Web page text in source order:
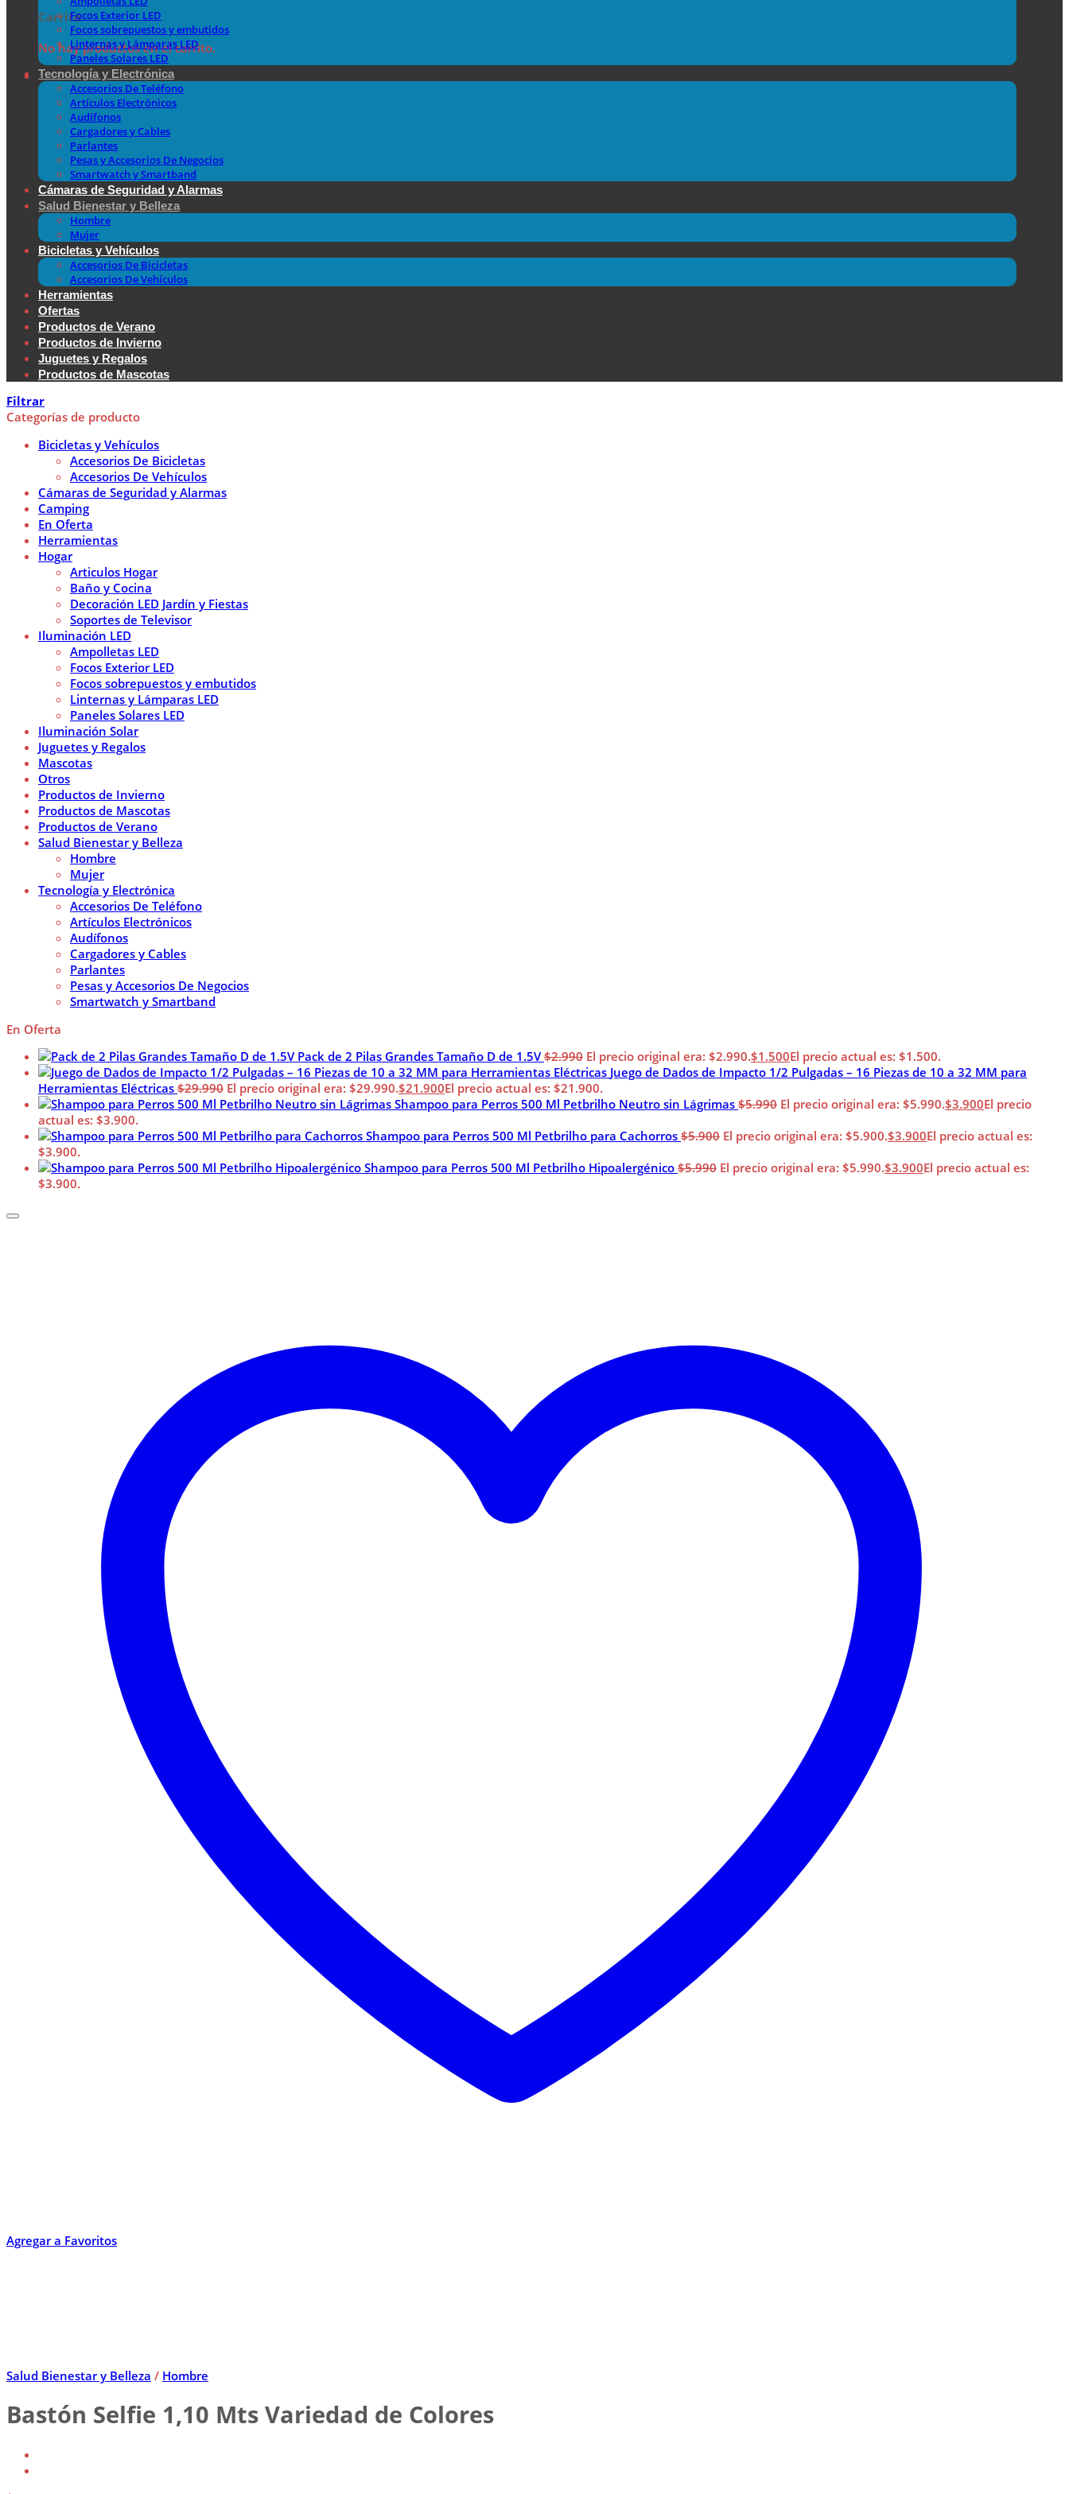
Carrito
No hay productos en el carrito.
Focos Exterior LED
Focos sobrepuestos y embutidos
Linternas y Lámparas LED
Paneles Solares LED
Tecnología y Electrónica
Accesorios De Teléfono
Artículos Electrónicos
Audífonos
Cargadores y Cables
Parlantes
Pesas y Accesorios De Negocios
Smartwatch y Smartband
Cámaras de Seguridad y Alarmas
Salud Bienestar y Belleza
Hombre
Mujer
Bicicletas y Vehículos
Accesorios De Bicicletas
Accesorios De Vehículos
Herramientas
Ofertas
Productos de Verano
Productos de Invierno
Juguetes y Regalos
Productos de Mascotas
Filtrar
Categorías de producto
Bicicletas y Vehículos
Accesorios De Bicicletas
Accesorios De Vehículos
Cámaras de Seguridad y Alarmas
Camping
En Oferta
Herramientas
Hogar
Articulos Hogar
Baño y Cocina
Decoración LED Jardín y Fiestas
Soportes de Televisor
Iluminación LED
Ampolletas LED
Focos Exterior LED
Focos sobrepuestos y embutidos
Linternas y Lámparas LED
Paneles Solares LED
Iluminación Solar
Juguetes y Regalos
Mascotas
Otros
Productos de Invierno
Productos de Mascotas
Productos de Verano
Salud Bienestar y Belleza
Hombre
Mujer
Tecnología y Electrónica
Accesorios De Teléfono
Artículos Electrónicos
Audífonos
Cargadores y Cables
Parlantes
Pesas y Accesorios De Negocios
Smartwatch y Smartband
En Oferta
Pack de 2 Pilas Grandes Tamaño D de 1.5V $2.990 El precio original era: $2.990.$1.500El precio actual es: $1.500.
Juego de Dados de Impacto 1/2 Pulgadas – 16 Piezas de 10 a 32 MM para
Herramientas Eléctricas $29.990 El precio original era: $29.990.$21.900El precio actual es: $21.900.
Shampoo para Perros 500 Ml Petbrilho Neutro sin Lágrimas $5.990 El precio original era: $5.990.$3.900El precio
actual es: $3.900.
Shampoo para Perros 500 Ml Petbrilho para Cachorros $5.900 El precio original era: $5.900.$3.900El precio actual es:
$3.900.
Shampoo para Perros 500 Ml Petbrilho Hipoalergénico $5.990 El precio original era: $5.990.$3.900El precio actual es:
$3.900.
Agregar a Favoritos
Salud Bienestar y Belleza / Hombre
Bastón Selfie 1,10 Mts Variedad de Colores